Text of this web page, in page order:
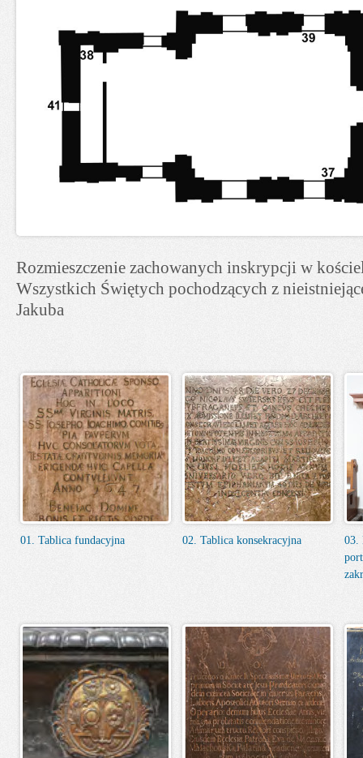
Rozmieszczenie zachowanych inskrypcji w
Wszystkich Świętych pochodzących z
Jakuba
01. Tablica fundacyjna 02. Tablica konsekracyjna
03.